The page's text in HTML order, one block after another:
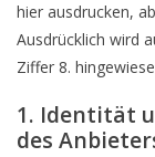
hier ausdrucken,
Ausdrücklich wird
Ziffer 8.
1. Identität
des